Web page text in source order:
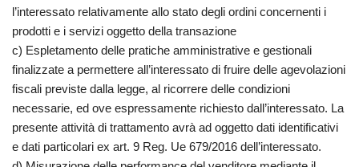
l’interessato relativamente allo stato degli ordini concernenti i
prodotti e i servizi oggetto della transazione
c) Espletamento delle pratiche amministrative e gestionali
finalizzate a permettere all’interessato di fruire delle agevolazioni
fiscali previste dalla legge, al ricorrere delle condizioni
necessarie, ed ove espressamente richiesto dall’interessato. La
presente attività di trattamento avrà ad oggetto dati identificativi
e dati particolari ex art. 9 Reg. Ue 679/2016 dell’interessato.